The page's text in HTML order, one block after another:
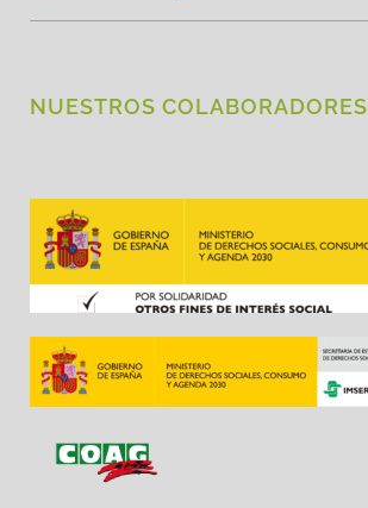
NUESTROS COLABORADORES